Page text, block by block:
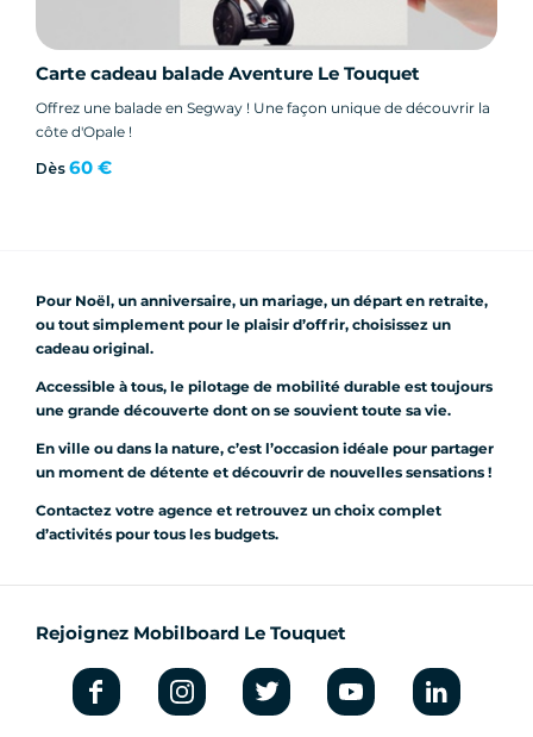
Carte cadeau balade Aventure Le Touquet
Offrez une balade en Segway ! Une façon unique de découvrir la
côte d'Opale !
Dès 60 €
Pour Noël, un anniversaire, un mariage, un départ en retraite,
ou tout simplement pour le plaisir d’offrir, choisissez un
cadeau original.
Accessible à tous, le pilotage de mobilité durable est toujours
une grande découverte dont on se souvient toute sa vie.
En ville ou dans la nature, c’est l’occasion idéale pour partager
un moment de détente et découvrir de nouvelles sensations !
Contactez votre agence et retrouvez un choix complet
d’activités pour tous les budgets.
Rejoignez Mobilboard Le Touquet